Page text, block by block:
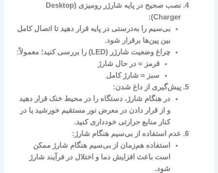
نصب صحیح در پایه شارژر رومیزی (Desktop
Charger):
بی‌سیم را به‌درستی در پایه قرار دهید تا اتصال کامل
بین پین‌ها برقرار شود.
چراغ وضعیت شارژر (LED) را بررسی کنید؛ معمولاً:
قرمز = در حال شارژ
سبز = شارژ کامل
پیش‌گیری از داغ شدن:
در هنگام شارژ، دستگاه را در محیط خنک قرار دهید
و از قرار دادن در معرض نور مستقیم خورشید یا در
کنار منابع حرارتی خودداری کنید.
عدم استفاده از بی‌سیم هنگام شارژ:
استفاده هم‌زمان از بی‌سیم هنگام شارژ ممکن
است باعث افزایش دما و اختلال در فرآیند شارژ
شود.